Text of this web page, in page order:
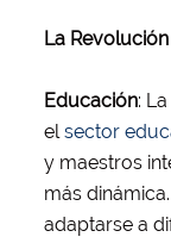
La
Educación:
elsector
y maestros
más
adaptarse a